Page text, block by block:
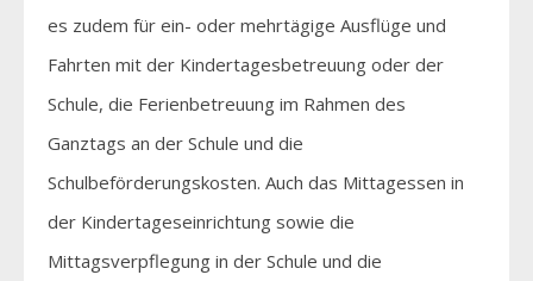
es zudem für ein- oder mehrtägige Ausflüge und
Fahrten mit der Kindertagesbetreuung oder der
Schule, die Ferienbetreuung im Rahmen des
Ganztags an der Schule und die
Schulbeförderungskosten. Auch das Mittagessen in
der Kindertageseinrichtung sowie die
Mittagsverpflegung in der Schule und die